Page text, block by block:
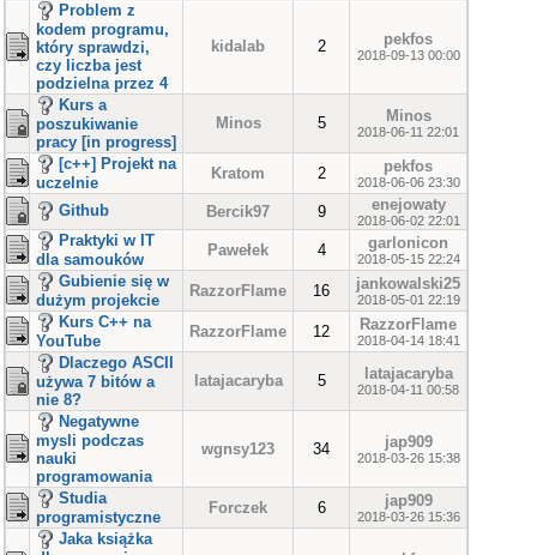
Problem z
kodem programu,
który sprawdzi,
czy liczba jest
podzielna przez 4
kidalab 2 pekfos
2018-09-13 00:00
Kurs a
poszukiwanie
pracy [in progress]
Minos 5 Minos
2018-06-11 22:01
[c++] Projekt na
uczelnie
Kratom 2 pekfos
2018-06-06 23:30
Github Bercik97 9 enejowaty
2018-06-02 22:01
Praktyki w IT
dla samouków
Pawełek 4 garlonicon
2018-05-15 22:24
Gubienie się w
dużym projekcie
RazzorFlame 16 jankowalski25
2018-05-01 22:19
Kurs C++ na
YouTube
RazzorFlame 12 RazzorFlame
2018-04-14 18:41
Dlaczego ASCII
używa 7 bitów a
nie 8?
latajacaryba 5 latajacaryba
2018-04-11 00:58
Negatywne
mysli podczas
nauki
programowania
wgnsy123 34 jap909
2018-03-26 15:38
Studia
programistyczne
Forczek 6 jap909
2018-03-26 15:36
Jaka książka